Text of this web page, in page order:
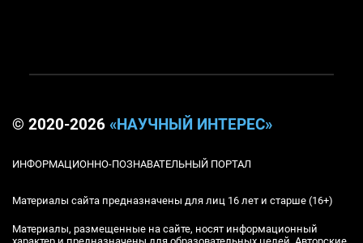
© 2020-2026 «НАУЧНЫЙ ИНТЕРЕС»
ИНФОРМАЦИОННО-ПОЗНАВАТЕЛЬНЫЙ ПОРТАЛ
Материалы сайта предназначены для лиц 16 лет и старше (16+)
Материалы, размещенные на сайте, носят информационный